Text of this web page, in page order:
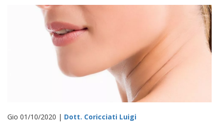
Gio 01/10/2020 | Dott. Coricciati Luigi